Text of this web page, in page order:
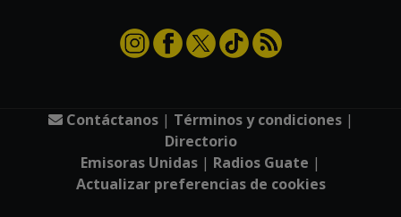
Contáctanos| Términos y condiciones|
Directorio
Emisoras Unidas | Radios Guate |
Actualizar preferencias de cookies